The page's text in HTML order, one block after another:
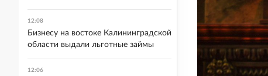
12:08
Бизнесу на востоке Калининградской
области выдали льготные займы
12:06